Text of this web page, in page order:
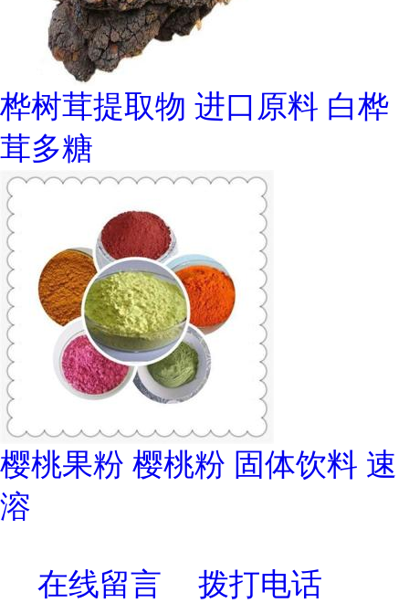
桦树茸提取物 进口原料 白桦
茸多糖
樱桃果粉 樱桃粉 固体饮料 速
溶
在线留言 拨打电话